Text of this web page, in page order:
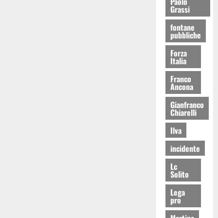
Grassi
fontane
pubbliche
Forza
Italia
Franco
Ancona
Gianfranco
Chiarelli
Ilva
incidente
Lc
Solito
Lega
pro